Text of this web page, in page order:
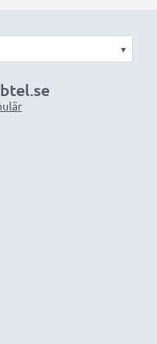
datorn, eller på
för användning då
med
aldrig med
▾